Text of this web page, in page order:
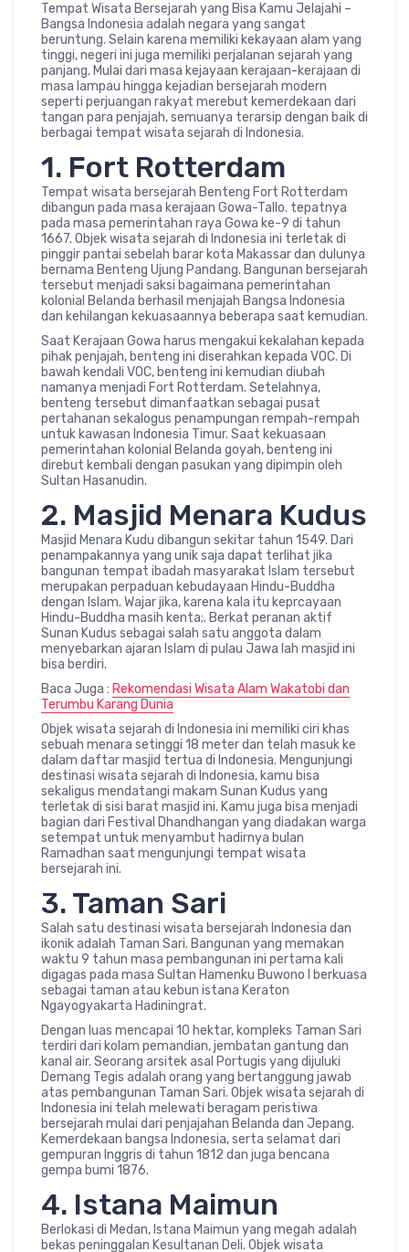
Tempat Wisata Bersejarah yang Bisa Kamu Jelajahi –
Bangsa Indonesia adalah negara yang sangat
beruntung. Selain karena memiliki kekayaan alam yang
tinggi, negeri ini juga memiliki perjalanan sejarah yang
panjang. Mulai dari masa kejayaan kerajaan-kerajaan di
masa lampau hingga kejadian bersejarah modern
seperti perjuangan rakyat merebut kemerdekaan dari
tangan para penjajah, semuanya terarsip dengan baik di
berbagai tempat wisata sejarah di Indonesia.
1. Fort Rotterdam
Tempat wisata bersejarah Benteng Fort Rotterdam
dibangun pada masa kerajaan Gowa-Tallo. tepatnya
pada masa pemerintahan raya Gowa ke-9 di tahun
1667. Objek wisata sejarah di Indonesia ini terletak di
pinggir pantai sebelah barar kota Makassar dan dulunya
bernama Benteng Ujung Pandang. Bangunan bersejarah
tersebut menjadi saksi bagaimana pemerintahan
kolonial Belanda berhasil menjajah Bangsa Indonesia
dan kehilangan kekuasaannya beberapa saat kemudian.
Saat Kerajaan Gowa harus mengakui kekalahan kepada
pihak penjajah, benteng ini diserahkan kepada VOC. Di
bawah kendali VOC, benteng ini kemudian diubah
namanya menjadi Fort Rotterdam. Setelahnya,
benteng tersebut dimanfaatkan sebagai pusat
pertahanan sekalogus penampungan rempah-rempah
untuk kawasan Indonesia Timur. Saat kekuasaan
pemerintahan kolonial Belanda goyah, benteng ini
direbut kembali dengan pasukan yang dipimpin oleh
Sultan Hasanudin.
2. Masjid Menara Kudus
Masjid Menara Kudu dibangun sekitar tahun 1549. Dari
penampakannya yang unik saja dapat terlihat jika
bangunan tempat ibadah masyarakat Islam tersebut
merupakan perpaduan kebudayaan Hindu-Buddha
dengan Islam. Wajar jika, karena kala itu keprcayaan
Hindu-Buddha masih kenta;. Berkat peranan aktif
Sunan Kudus sebagai salah satu anggota dalam
menyebarkan ajaran Islam di pulau Jawa lah masjid ini
bisa berdiri.
Baca Juga : Rekomendasi Wisata Alam Wakatobi dan
Terumbu Karang Dunia
Objek wisata sejarah di Indonesia ini memiliki ciri khas
sebuah menara setinggi 18 meter dan telah masuk ke
dalam daftar masjid tertua di Indonesia. Mengunjungi
destinasi wisata sejarah di Indonesia, kamu bisa
sekaligus mendatangi makam Sunan Kudus yang
terletak di sisi barat masjid ini. Kamu juga bisa menjadi
bagian dari Festival Dhandhangan yang diadakan warga
setempat untuk menyambut hadirnya bulan
Ramadhan saat mengunjungi tempat wisata
bersejarah ini.
3. Taman Sari
Salah satu destinasi wisata bersejarah Indonesia dan
ikonik adalah Taman Sari. Bangunan yang memakan
waktu 9 tahun masa pembangunan ini pertama kali
digagas pada masa Sultan Hamenku Buwono I berkuasa
sebagai taman atau kebun istana Keraton
Ngayogyakarta Hadiningrat.
Dengan luas mencapai 10 hektar, kompleks Taman Sari
terdiri dari kolam pemandian, jembatan gantung dan
kanal air. Seorang arsitek asal Portugis yang dijuluki
Demang Tegis adalah orang yang bertanggung jawab
atas pembangunan Taman Sari. Objek wisata sejarah di
Indonesia ini telah melewati beragam peristiwa
bersejarah mulai dari penjajahan Belanda dan Jepang.
Kemerdekaan bangsa Indonesia, serta selamat dari
gempuran Inggris di tahun 1812 dan juga bencana
gempa bumi 1876.
4. Istana Maimun
Berlokasi di Medan, Istana Maimun yang megah adalah
bekas peninggalan Kesultanan Deli. Objek wisata